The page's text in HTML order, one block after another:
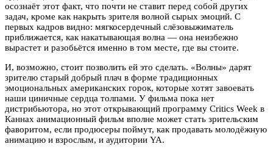
осознаёт этот факт, что почти не ставит перед собой других
задач, кроме как накрыть зрителя волной сырых эмоций. С
первых кадров видно: мягкосердечный слёзовыжиматель
приближается, как накатывающая волна — она неизбежно
вырастет и разобьётся именно в том месте, где вы стоите.
И, возможно, стоит позволить ей это сделать. «Волны» дарят
зрителю старый добрый плач в форме традиционных
эмоциональных американских горок, которые хотят завоевать
наши циничные сердца толпами. У фильма пока нет
дистрибьютора, но этот открывающий программу Critics Week в
Каннах анимационный фильм вполне может стать зрительским
фаворитом, если продюсеры поймут, как продавать молодёжную
анимацию и взрослым, и аудитории YA.